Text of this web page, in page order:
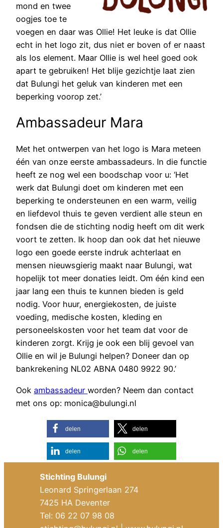
mond en twee
oogjes toe te
voegen en daar was Ollie! Het leuke is dat Ollie
echt in het logo zit, dus niet er boven of er naast
als los element. Maar Ollie is wel heel goed ook
apart te gebruiken! Het blije gezichtje laat zien
dat Bulungi het geluk van kinderen met een
beperking voorop zet.’
Ambassadeur Mara
Met het ontwerpen van het logo is Mara meteen
één van onze eerste ambassadeurs. In die functie
heeft ze nog wel een boodschap voor u: ‘Het
werk dat Bulungi doet om kinderen met een
beperking te ondersteunen en een warm, veilig
en liefdevol thuis te geven verdient alle steun en
fondsen die de stichting nodig heeft om dit werk
voort te zetten. Ik hoop dan ook dat het nieuwe
logo een goede eerste indruk achterlaat en
mensen nieuwsgierig maakt naar Bulungi, wat
hopelijk tot meer donaties leidt. Om één kind een
jaar lang een thuis te kunnen bieden is geld
nodig. Voor huur, energiekosten, de juiste
voeding, medische kosten, kleding en
personeelskosten voor het team dat voor de
kinderen zorgt. Krijg je ook een blij gevoel van
Ollie en wil je Bulungi helpen? Doneer dan op
bankrekening NL02 ABNA 0480 9922 90.’
Ook ambassadeur worden? Neem dan contact
met ons op: monica@bulungi.nl
delen delen
delen delen
Stichting Bulungi
Leonard Springerlaan 274
7425 HA Deventer
Tel: 06 22 07 98 08